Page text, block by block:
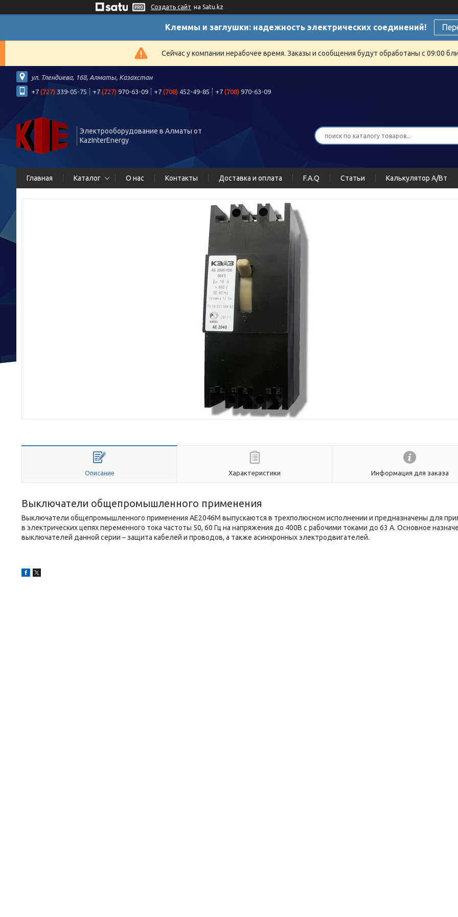
Создать сайт на Satu.kz
Клеммы и заглушки: надежность электрических соединений!
Сейчас у компании нерабочее время. Заказы и сообщения будут обработаны с 09:00
ул. Тлендиева, 168, Алматы, Казахстан
+7 (727) 339-05-75 +7 (727) 970-63-09 +7 (708) 452-49-85 +7 (708) 970-63-09
Электрооборудование в Алматы от
KazInterEnergy
Главная Каталог О нас Контакты Доставка и оплата F.A.Q Статьи Калькулятор А/Вт
Описание Характеристики Информация для заказа
Выключатели общепромышленного применения
Выключатели общепромышленного применения АЕ2046М выпускаются в трехполюсном исполнении и предназначены для
в электрических цепях переменного тока частоты 50, 60 Гц на напряжения до 400В с рабочими токами до 63 А. Основное
выключателей данной серии – защита кабелей и проводов, а также асинхронных электродвигателей.